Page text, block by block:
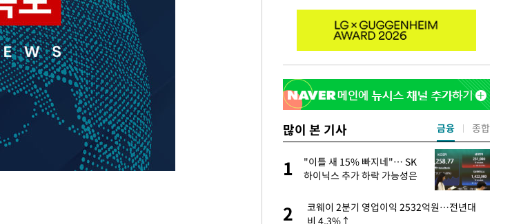
많이 본 기사
1
홍서범♥조갑경, 아들 불륜 사
과 후 근황…밝은 미소
1
"이틀 새 15% 빠지네"… SK
하이닉스 추가 하락 가능성은
2
코웨이 2분기 영업이익 2532억원…전년대
비 4.3%↑
금융 종합